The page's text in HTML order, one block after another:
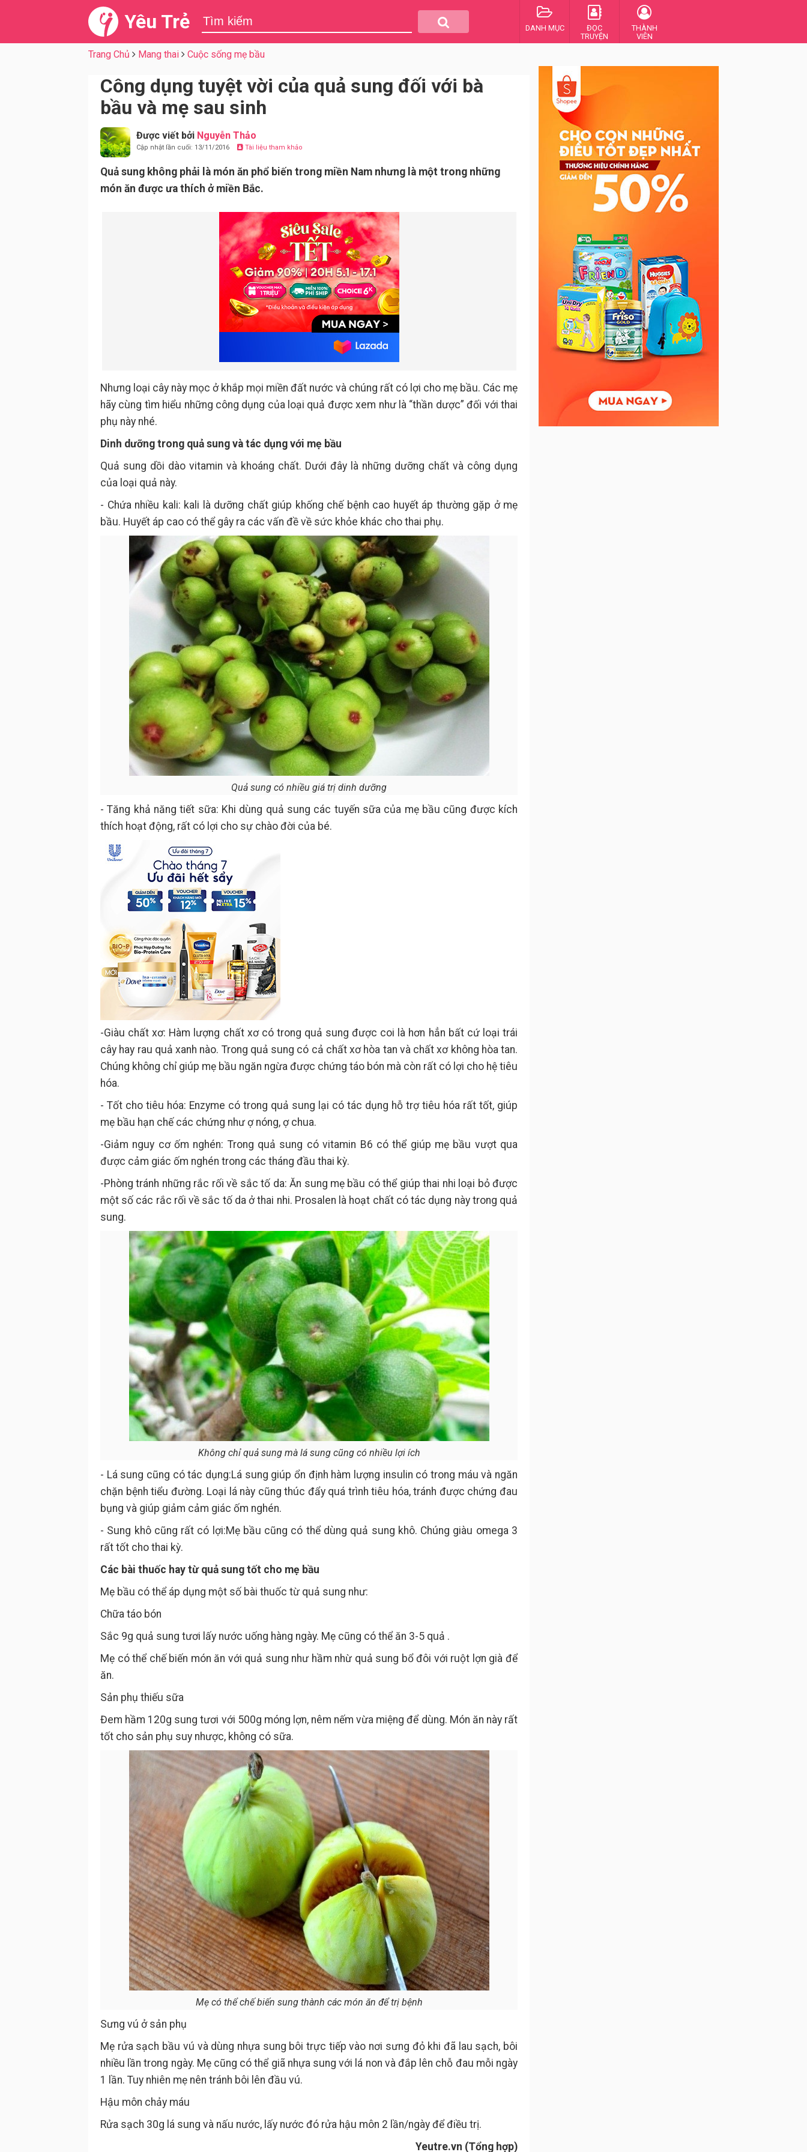
Yêu Trẻ DANH MỤC
ĐỌC
TRUYỆN
THÀNH
VIÊN
Trang Chủ Mang thai Cuộc sống mẹ bầu
Công dụng tuyệt vời của quả sung đối với bà
bầu và mẹ sau sinh
Được viết bởi Nguyễn Thảo
Cập nhật lần cuối: 13/11/2016 Tài liệu tham khảo
Quả sung không phải là món ăn phổ biến trong miền Nam nhưng là một trong những
món ăn được ưa thích ở miền Bắc.
Nhưng loại cây này mọc ở khắp mọi miền đất nước và chúng rất có lợi cho mẹ bầu. Các mẹ
hãy cùng tìm hiểu những công dụng của loại quả được xem như là “thần dược” đối với thai
phụ này nhé.
Dinh dưỡng trong quả sung và tác dụng với mẹ bầu
Quả sung dồi dào vitamin và khoáng chất. Dưới đây là những dưỡng chất và công dụng
của loại quả này.
- Chứa nhiều kali: kali là dưỡng chất giúp khống chế bệnh cao huyết áp thường gặp ở mẹ
bầu. Huyết áp cao có thể gây ra các vấn đề về sức khỏe khác cho thai phụ.
Quả sung có nhiều giá trị dinh dưỡng
- Tăng khả năng tiết sữa: Khi dùng quả sung các tuyến sữa của mẹ bầu cũng được kích
thích hoạt động, rất có lợi cho sự chào đời của bé.
-Giàu chất xơ: Hàm lượng chất xơ có trong quả sung được coi là hơn hẳn bất cứ loại trái
cây hay rau quả xanh nào. Trong quả sung có cả chất xơ hòa tan và chất xơ không hòa tan.
Chúng không chỉ giúp mẹ bầu ngăn ngừa được chứng táo bón mà còn rất có lợi cho hệ tiêu
hóa.
- Tốt cho tiêu hóa: Enzyme có trong quả sung lại có tác dụng hỗ trợ tiêu hóa rất tốt, giúp
mẹ bầu hạn chế các chứng như ợ nóng, ợ chua.
-Giảm nguy cơ ốm nghén: Trong quả sung có vitamin B6 có thể giúp mẹ bầu vượt qua
được cảm giác ốm nghén trong các tháng đầu thai kỳ.
-Phòng tránh những rắc rối về sắc tố da: Ăn sung mẹ bầu có thể giúp thai nhi loại bỏ được
một số các rắc rối về sắc tố da ở thai nhi. Prosalen là hoạt chất có tác dụng này trong quả
sung.
Không chỉ quả sung mà lá sung cũng có nhiều lợi ích
- Lá sung cũng có tác dụng:Lá sung giúp ổn định hàm lượng insulin có trong máu và ngăn
chặn bệnh tiểu đường. Loại lá này cũng thúc đẩy quá trình tiêu hóa, tránh được chứng đau
bụng và giúp giảm cảm giác ốm nghén.
- Sung khô cũng rất có lợi:Mẹ bầu cũng có thể dùng quả sung khô. Chúng giàu omega 3
rất tốt cho thai kỳ.
Các bài thuốc hay từ quả sung tốt cho mẹ bầu
Mẹ bầu có thể áp dụng một số bài thuốc từ quả sung như:
Chữa táo bón
Sắc 9g quả sung tươi lấy nước uống hàng ngày. Mẹ cũng có thể ăn 3-5 quả .
Mẹ có thể chế biến món ăn với quả sung như hầm nhừ quả sung bổ đôi với ruột lợn già để
ăn.
Sản phụ thiếu sữa
Đem hầm 120g sung tươi với 500g móng lợn, nêm nếm vừa miệng để dùng. Món ăn này rất
tốt cho sản phụ suy nhược, không có sữa.
Mẹ có thể chế biến sung thành các món ăn để trị bệnh
Sưng vú ở sản phụ
Mẹ rửa sạch bầu vú và dùng nhựa sung bôi trực tiếp vào nơi sưng đỏ khi đã lau sạch, bôi
nhiều lần trong ngày. Mẹ cũng có thể giã nhựa sung với lá non và đắp lên chỗ đau mỗi ngày
1 lần. Tuy nhiên mẹ nên tránh bôi lên đầu vú.
Hậu môn chảy máu
Rửa sạch 30g lá sung và nấu nước, lấy nước đó rửa hậu môn 2 lần/ngày để điều trị.
Yeutre.vn (Tổng hợp)